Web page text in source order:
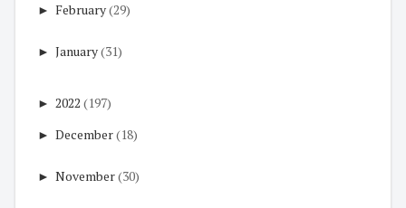
► February(29)
► January(31)
► 2022 (197)
► December(18)
► November(30)